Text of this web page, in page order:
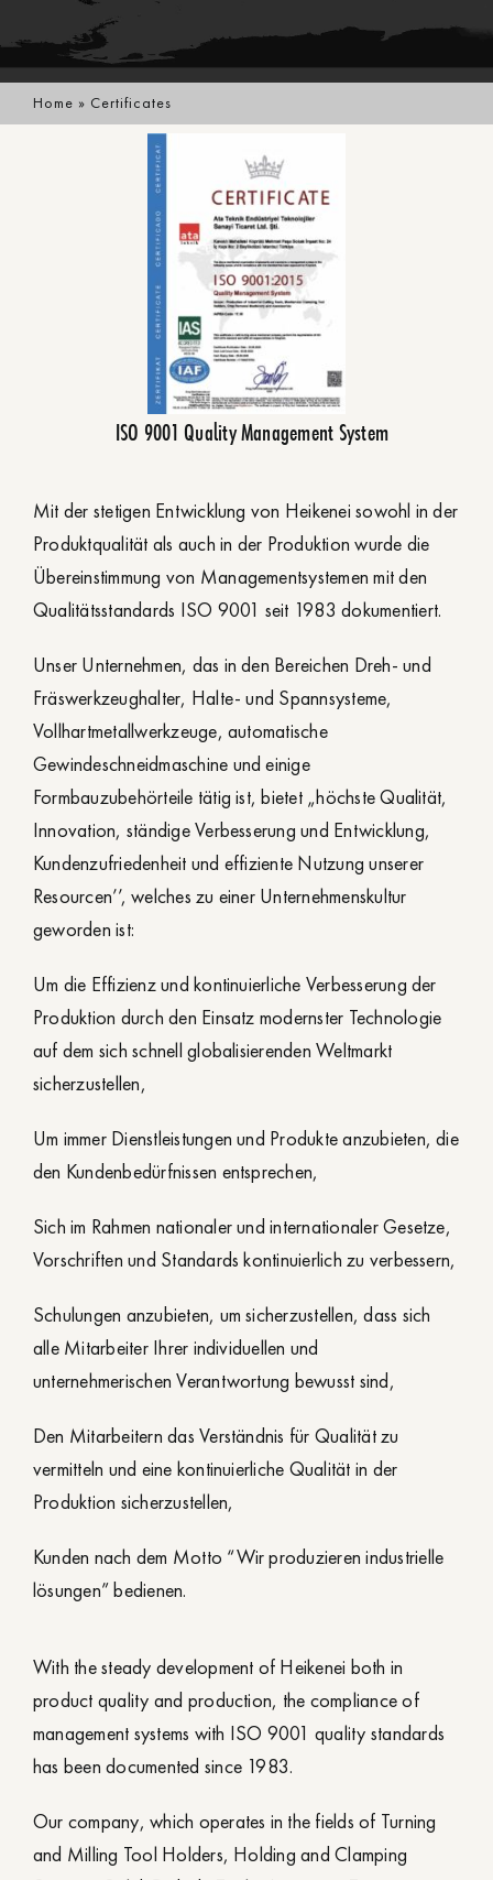
Home » Certificates
ISO 9001 Quality Management System
Mit der stetigen Entwicklung von Heikenei sowohl in der
Produktqualität als auch in der Produktion wurde die
Übereinstimmung von Managementsystemen mit den
Qualitätsstandards ISO 9001 seit 1983 dokumentiert.
Unser Unternehmen, das in den Bereichen Dreh- und
Fräswerkzeughalter, Halte- und Spannsysteme,
Vollhartmetallwerkzeuge, automatische
Gewindeschneidmaschine und einige
Formbauzubehörteile tätig ist, bietet „höchste Qualität,
Innovation, ständige Verbesserung und Entwicklung,
Kundenzufriedenheit und effiziente Nutzung unserer
Resourcen’’, welches zu einer Unternehmenskultur
geworden ist:
Um die Effizienz und kontinuierliche Verbesserung der
Produktion durch den Einsatz modernster Technologie
auf dem sich schnell globalisierenden Weltmarkt
sicherzustellen,
Um immer Dienstleistungen und Produkte anzubieten, die
den Kundenbedürfnissen entsprechen,
Sich im Rahmen nationaler und internationaler Gesetze,
Vorschriften und Standards kontinuierlich zu verbessern,
Schulungen anzubieten, um sicherzustellen, dass sich
alle Mitarbeiter Ihrer individuellen und
unternehmerischen Verantwortung bewusst sind,
Den Mitarbeitern das Verständnis für Qualität zu
vermitteln und eine kontinuierliche Qualität in der
Produktion sicherzustellen,
Kunden nach dem Motto “Wir produzieren industrielle
lösungen” bedienen.
With the steady development of Heikenei both in
product quality and production, the compliance of
management systems with ISO 9001 quality standards
has been documented since 1983.
Our company, which operates in the fields of Turning
and Milling Tool Holders, Holding and Clamping